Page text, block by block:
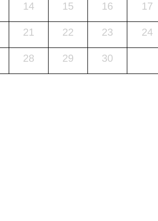
14 15 16 17
21 22 23 24
28 29 30